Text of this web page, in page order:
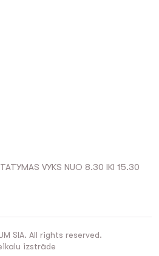
VYKS NUO 8.30 IKI 15.30
SIA. All rights reserved.
izstrāde